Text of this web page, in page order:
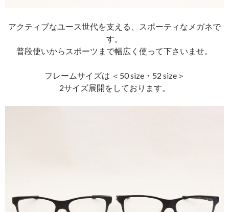
アクティブなユース世代を支える、スポーティなメガネで
す。
普段使いからスポーツまで幅広く使って下さいませ。
フレームサイズは ＜50 size・52 size＞
2サイズ展開をしております。